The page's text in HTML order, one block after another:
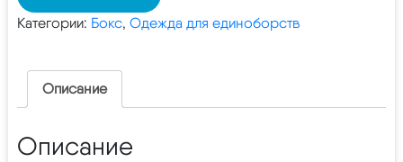
Категории: Бокс, Одежда для единоборств
Описание
Описание